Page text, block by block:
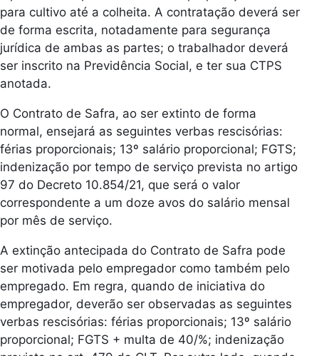
para cultivo até a colheita. A contratação deverá ser
de forma escrita, notadamente para segurança
jurídica de ambas as partes; o trabalhador deverá
ser inscrito na Previdência Social, e ter sua CTPS
anotada.
O Contrato de Safra, ao ser extinto de forma
normal, ensejará as seguintes verbas rescisórias:
férias proporcionais; 13º salário proporcional; FGTS;
indenização por tempo de serviço prevista no artigo
97 do Decreto 10.854/21, que será o valor
correspondente a um doze avos do salário mensal
por mês de serviço.
A extinção antecipada do Contrato de Safra pode
ser motivada pelo empregador como também pelo
empregado. Em regra, quando de iniciativa do
empregador, deverão ser observadas as seguintes
verbas rescisórias: férias proporcionais; 13º salário
proporcional; FGTS + multa de 40/%; indenização